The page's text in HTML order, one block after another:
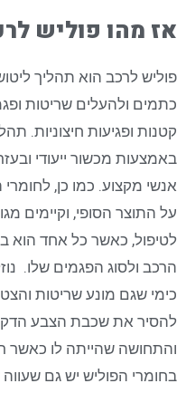
אז מהו פוליש
פוליש לרכב הוא תהליך
כתמים ולהעלים שריטות
קטנות ופגיעות חיצוניות.
באמצעות מכשור ייעודי
אנשי מקצוע. כמו כן,
על התוצר הסופי, וקיימים
לטיפול, כאשר כל אחד הוא
הרכב ולסוג הפגמים שלו.
כימי שגם מונע שריטות
להסיר את שכבת הצבע
והתחושה שהייתה לו כאשר
בחומרי הפוליש יש גם